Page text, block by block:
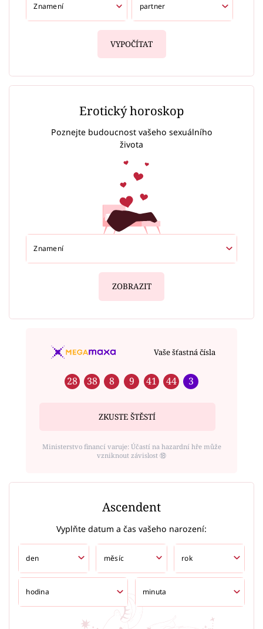
VYPOČÍTAT
Erotický horoskop
Poznejte budoucnost vašeho sexuálního
života
ZOBRAZIT
Vaše šťastná čísla
28 38 8 9 41 44 3
ZKUSTE ŠTĚSTÍ
Ministerstvo financí varuje: Účastí na hazardní hře může
vzniknout závislost ⑱
Ascendent
Vyplňte datum a čas vašeho narození: